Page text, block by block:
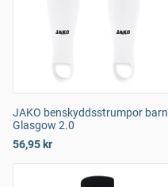
JAKO benskyddsstrumpor barn
Glasgow 2.0
56,95 kr